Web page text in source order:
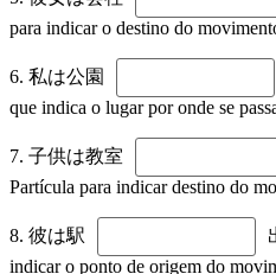
para indicar o destino do
6. 私は公園
que indica o lugar por onde se
7. 子供は教室
Partícula para indicar destino do
8. 彼は駅
indicar o ponto de origem do